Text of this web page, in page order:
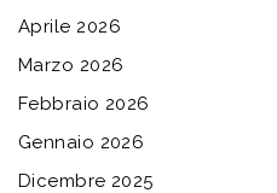
Aprile 2026
Marzo 2026
Febbraio 2026
Gennaio 2026
Dicembre 2025